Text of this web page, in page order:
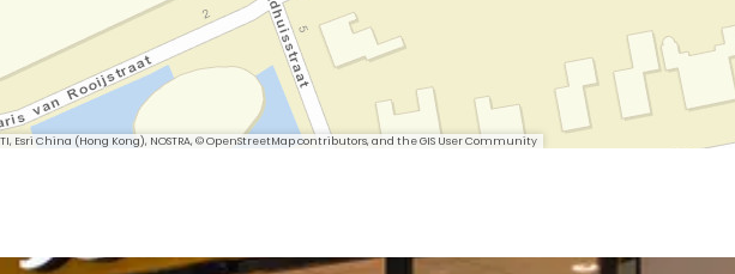
Esri China (Hong Kong), NOSTRA, © OpenStreetMap contributors, and the GIS User Community